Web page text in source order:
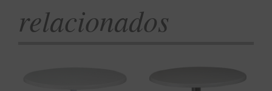
relacionados